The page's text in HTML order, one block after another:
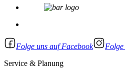
Folge uns auf Facebook
Service & Planung